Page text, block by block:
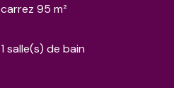
carrez 95 m²
1 salle(s) de bain